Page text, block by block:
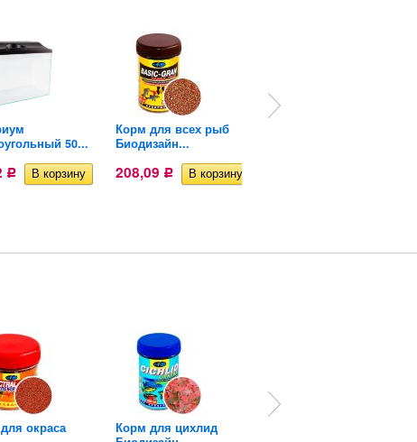
50...
Р
Корм для всех рыб
Биодизайн...
208,09 Р
окраса
Корм для цихлид